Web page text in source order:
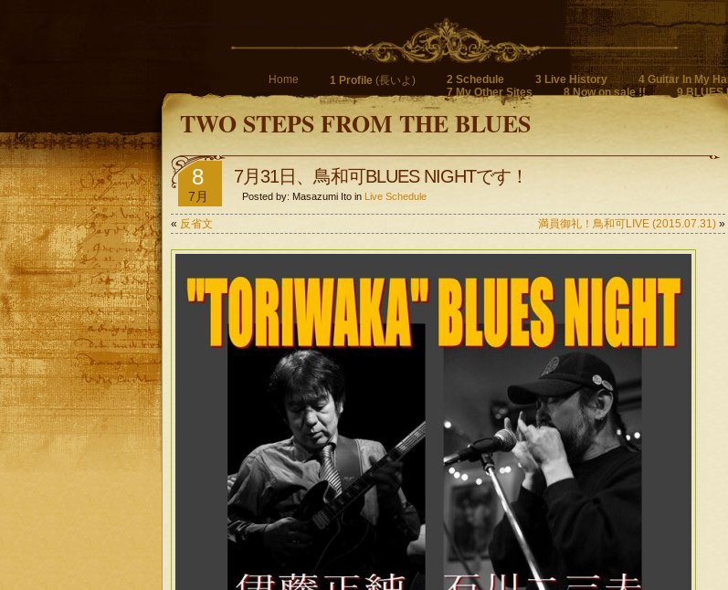
Home 1 Profile (長いよ) 2 Schedule 3 Live History 4 Guitar In My
7 My Other Sites
8 Now on sale !! 9 BLUES
TWO STEPS FROM THE BLUES
8
7月
7月31日、鳥和可BLUES NIGHTです！
Posted by: Masazumi Ito in Live Schedule
« 反省文 満員御礼！鳥和可LIVE (2015.07.31) »